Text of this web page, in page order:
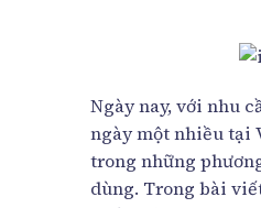
Ngày nay, với nhu
ngày một nhiều tại
trong những
dùng. Trong bài